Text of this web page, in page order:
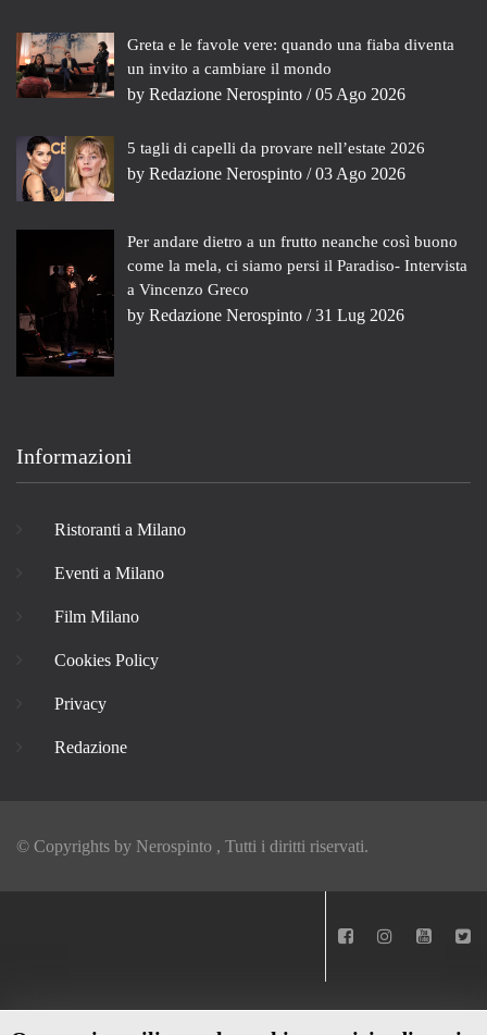
Greta e le favole vere: quando una fiaba diventa
un invito a cambiare il mondo
by Redazione Nerospinto / 05 Ago 2026
5 tagli di capelli da provare nell’estate 2026
by Redazione Nerospinto / 03 Ago 2026
Per andare dietro a un frutto neanche così buono
come la mela, ci siamo persi il Paradiso- Intervista
a Vincenzo Greco
by Redazione Nerospinto / 31 Lug 2026
Informazioni
Ristoranti a Milano
Eventi a Milano
Film Milano
Cookies Policy
Privacy
Redazione
© Copyrights by Nerospinto , Tutti i diritti riservati.